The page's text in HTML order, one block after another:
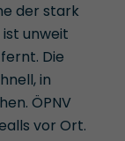
der stark
unweit
Die
in
ÖPNV
vor Ort.